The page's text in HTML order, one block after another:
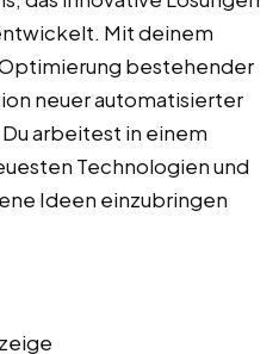
Mit deinem
bestehender
neuer automatisierter
arbeitest in einem
Technologien und
Ideen einzubringen